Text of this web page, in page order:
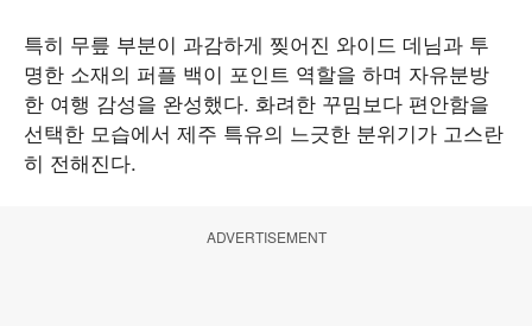
특히 무릎 부분이 과감하게 찢어진 와이드 데님과 투
명한 소재의 퍼플 백이 포인트 역할을 하며 자유분방
한 여행 감성을 완성했다. 화려한 꾸밈보다 편안함을
선택한 모습에서 제주 특유의 느긋한 분위기가 고스란
히 전해진다.
ADVERTISEMENT